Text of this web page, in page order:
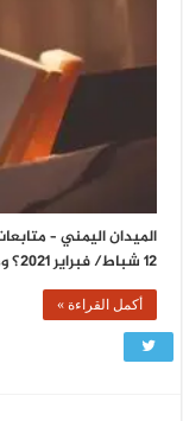
الميدان اليمني –
12 شباط/ فبراير 2021؟ وماذا يخبئ لك …
أكمل القراءة »